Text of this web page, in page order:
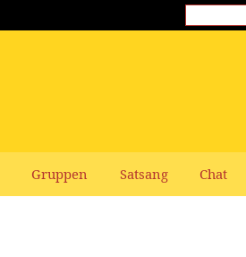
Gruppen Satsang Chat